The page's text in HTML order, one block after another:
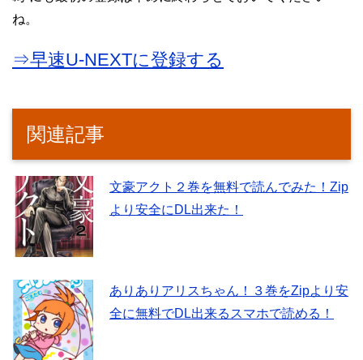
ね。
⇒早速U-NEXTに登録する
関連記事
文豪アクト２巻を無料で読んでみた！Zip
より安全にDL出来た！
ありありアリスちゃん！３巻をZipより安
全に無料でDL出来るスマホで読める！